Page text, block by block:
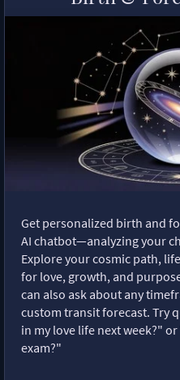
Get personalized birth and
AI chatbot—analyzing your
Explore your cosmic path,
for love, growth, and
can also ask about any
custom transit forecast. Try
in my love life next week?"
exam?"